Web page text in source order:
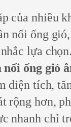
của nhiều
nối ống
lựa chọn.
ống gió
diện tích,
rộng hơn,
nhanh chỉ